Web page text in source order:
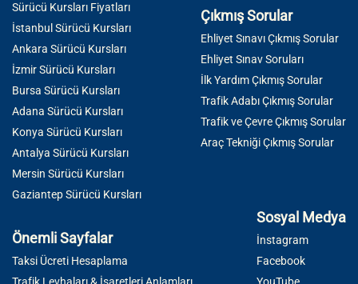
Sürücü Kursları Fiyatları
İstanbul Sürücü Kursları
Ankara Sürücü Kursları
İzmir Sürücü Kursları
Bursa Sürücü Kursları
Adana Sürücü Kursları
Konya Sürücü Kursları
Antalya Sürücü Kursları
Mersin Sürücü Kursları
Gaziantep Sürücü Kursları
Çıkmış Sorular
Ehliyet Sınavı Çıkmış Sorular
Ehliyet Sınav Soruları
İlk Yardım Çıkmış Sorular
Trafik Adabı Çıkmış Sorular
Trafik ve Çevre Çıkmış Sorular
Araç Tekniği Çıkmış Sorular
Önemli Sayfalar
Taksi Ücreti Hesaplama
Sosyal Medya
İnstagram
Facebook